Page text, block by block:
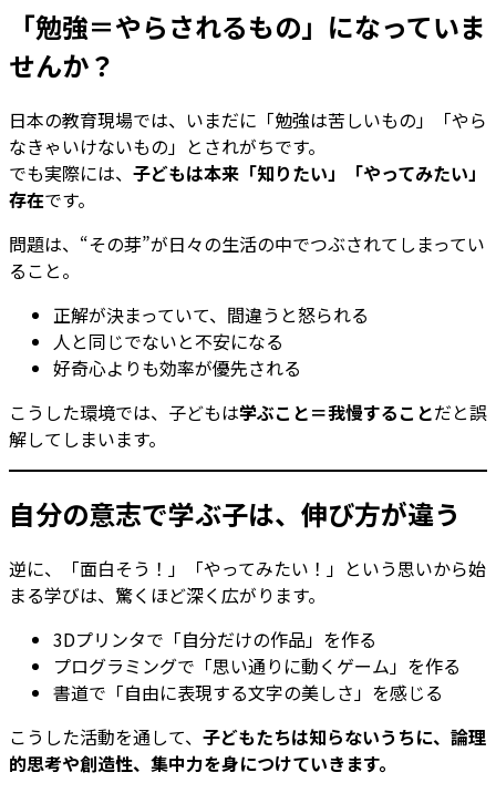
「勉強＝やらされるもの」になっていま
せんか？
日本の教育現場では、いまだに「勉強は苦しいもの」「やら
なきゃいけないもの」とされがちです。
でも実際には、 子どもは本来「知りたい」「やってみたい」
存在です。
問題は、“その芽”が日々の生活の中でつぶされてしまってい
ること。
正解が決まっていて、間違うと怒られる
人と同じでないと不安になる
好奇心よりも効率が優先される
こうした環境では、子どもは学ぶこと＝我慢することだと誤
解してしまいます。
自分の意志で学ぶ子は、伸び方が違う
逆に、「面白そう！」「やってみたい！」という思いから始
まる学びは、驚くほど深く広がります。
3Dプリンタで「自分だけの作品」を作る
プログラミングで「思い通りに動くゲーム」を作る
書道で「自由に表現する文字の美しさ」を感じる
こうした活動を通して、 子どもたちは知らないうちに、論理
的思考や創造性、集中力を身につけていきます。